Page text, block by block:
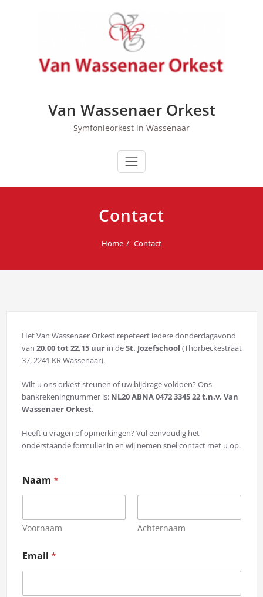
Van Wassenaer Orkest
Symfonieorkest in Wassenaar
Contact
Home Contact
Het Van Wassenaer Orkest repeteert iedere donderdagavond
van 20.00 tot 22.15 uurin deSt. Jozefschool (Thorbeckestraat
37, 2241 KR Wassenaar).
Wilt u ons orkest steunen of uw bijdrage voldoen? Ons
bankrekeningnummer is: NL20 ABNA 0472 3345 22 t.n.v. Van
Wassenaer Orkest.
Heeft u vragen of opmerkingen? Vul eenvoudig het
onderstaande formulier in en wij nemen snel contact met u op.
Naam *
Voornaam Achternaam
Email *